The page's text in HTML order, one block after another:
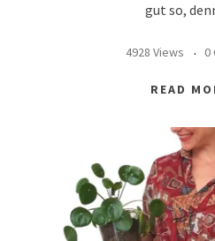
gut so,
4928 Views 0
READ